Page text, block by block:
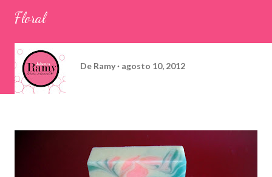
Floral
De Ramy agosto 10, 2012